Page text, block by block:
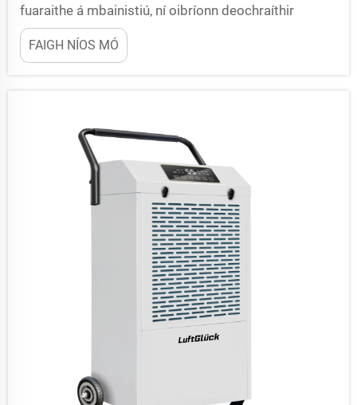
fuaraithe á mbainistiú, ní oibríonn deochraíthir
caighdeánach ach an-mhór. Dúntar na cuaigheanna,
agus titim an éifeachtacht go mór, agus fanann an
fhuarú neamh-riaghlaithe. Tá deochraíthir teochta
FAIGH NÍOS MÓ